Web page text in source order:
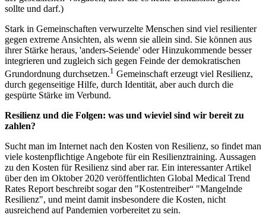
sollte und darf.)
Stark in Gemeinschaften verwurzelte Menschen sind viel resilienter
gegen extreme Ansichten, als wenn sie allein sind. Sie können aus
ihrer Stärke heraus, 'anders-Seiende' oder Hinzukommende besser
integrieren und zugleich sich gegen Feinde der demokratischen
Grundordnung durchsetzen.1 Gemeinschaft erzeugt viel Resilienz,
durch gegenseitige Hilfe, durch Identität, aber auch durch die
gespürte Stärke im Verbund.
Resilienz und die Folgen: was und wieviel sind wir bereit zu
zahlen?
Sucht man im Internet nach den Kosten von Resilienz, so findet man
viele kostenpflichtige Angebote für ein Resilienztraining. Aussagen
zu den Kosten für Resilienz sind aber rar. Ein interessanter Artikel
über den im Oktober 2020 veröffentlichten Global Medical Trend
Rates Report beschreibt sogar den "Kostentreiber“ "Mangelnde
Resilienz", und meint damit insbesondere die Kosten, nicht
ausreichend auf Pandemien vorbereitet zu sein.